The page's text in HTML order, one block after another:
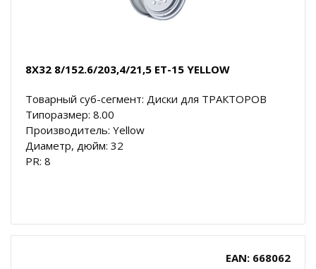
8X32 8/152.6/203,4/21,5 ET-15 YELLOW
Товарный суб-сегмент: Диски для ТРАКТОРОВ
Типоразмер: 8.00
Производитель: Yellow
Диаметр, дюйм: 32
PR: 8
EAN: 668062